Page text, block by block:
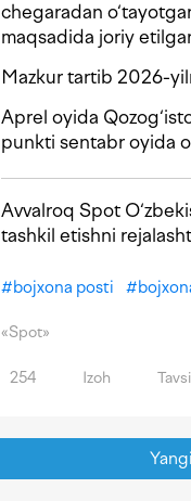
chegaradan
maqsadida joriy
Mazkur tartib 2026-
Aprel oyida
punkti sentabr oyida
Avvalroq Spot
tashkil etishni
#bojxona posti #
«Spot»
254 Izoh